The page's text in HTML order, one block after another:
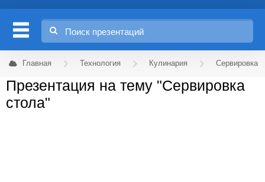
Главная Технология Кулинария Сервировка
Презентация на тему "Сервировка
стола"